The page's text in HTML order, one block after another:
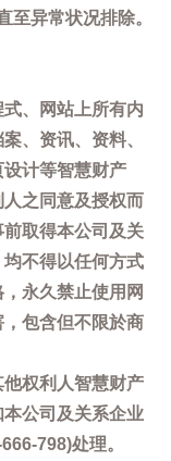
至异常状况排除。
、网站上所有内
、资讯、资料、
计等智慧财产
之同意及授权而
取得本公司及关
不得以任何方式
永久禁止使用网
包含但不限於商
权利人智慧财产
公司及关系企业
798)处理。